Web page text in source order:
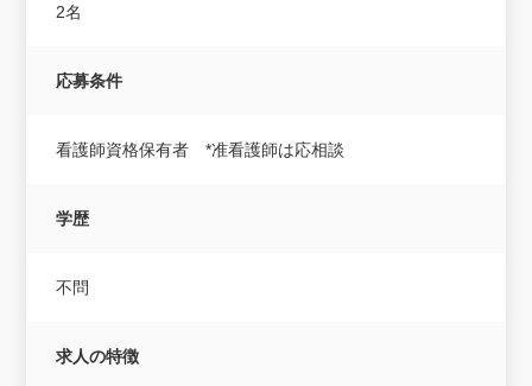
2名
応募条件
看護師資格保有者 *准看護師は応相談
学歴
不問
求人の特徴